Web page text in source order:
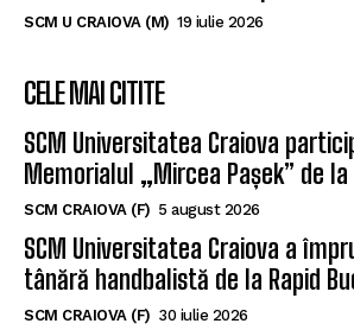
SCM U CRAIOVA (M) 19 iulie 2026
CELE MAI CITITE
SCM Universitatea Craiova
Memorialul „Mircea Pașek” de
SCM CRAIOVA (F) 5 august 2026
SCM Universitatea Craiova a
tânără handbalistă de la Rapid
SCM CRAIOVA (F) 30 iulie 2026